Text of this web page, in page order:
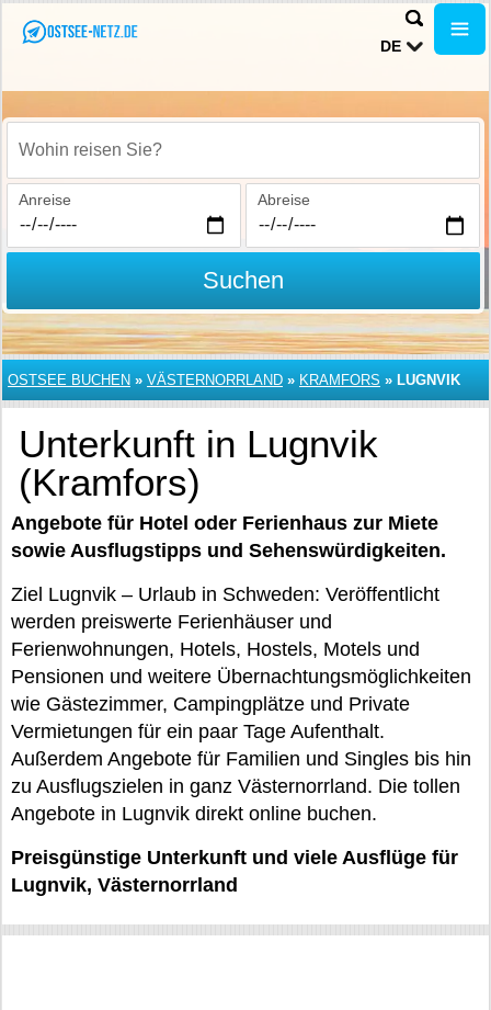
DE
Wohin reisen Sie?
Anreise Abreise
Suchen
OSTSEE BUCHEN » VÄSTERNORRLAND » KRAMFORS » LUGNVIK
Unterkunft in Lugnvik
(Kramfors)
Angebote für Hotel oder Ferienhaus zur Miete
sowie Ausflugstipps und Sehenswürdigkeiten.
Ziel Lugnvik – Urlaub in Schweden: Veröffentlicht
werden preiswerte Ferienhäuser und
Ferienwohnungen, Hotels, Hostels, Motels und
Pensionen und weitere Übernachtungsmöglichkeiten
wie Gästezimmer, Campingplätze und Private
Vermietungen für ein paar Tage Aufenthalt.
Außerdem Angebote für Familien und Singles bis hin
zu Ausflugszielen in ganz Västernorrland. Die tollen
Angebote in Lugnvik direkt online buchen.
Preisgünstige Unterkunft und viele Ausflüge für
Lugnvik, Västernorrland